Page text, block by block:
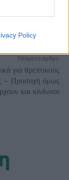
Policy
Επόμενο άρθρο
για θρεπτικούς
– Προσοχή όμως
και κίνδυνοι